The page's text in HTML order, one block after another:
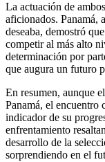
La actuación de
aficionados. Panamá,
deseaba, demostró
competir al más alto
determinación por
que augura un futuro
En resumen, aunque
Panamá, el
indicador de su
enfrentamiento
desarrollo de la
sorprendiendo en el